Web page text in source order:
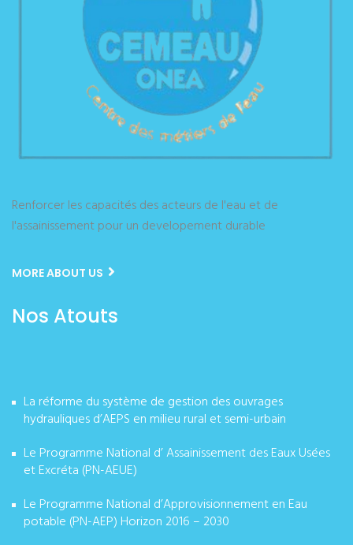
Renforcer les capacités des acteurs de l'eau et de
l'assainissement pour un developement durable
MORE ABOUT US
Nos Atouts
La réforme du système de gestion des ouvrages
hydrauliques d’AEPS en milieu rural et semi-urbain
Le Programme National d’ Assainissement des Eaux Usées
et Excréta (PN-AEUE)
Le Programme National d’Approvisionnement en Eau
potable (PN-AEP) Horizon 2016 – 2030